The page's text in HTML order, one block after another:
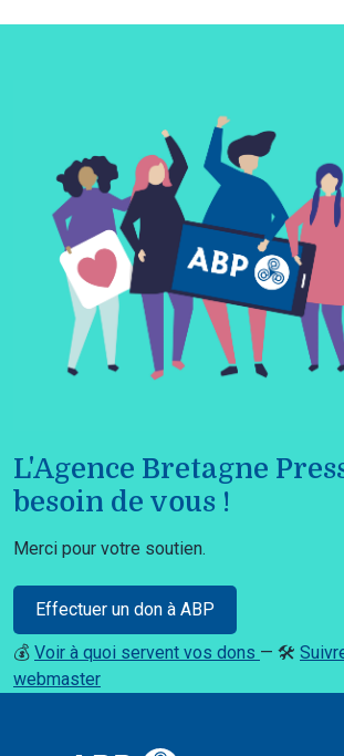
L'Agence Bretagne
besoin de vous !
Merci pour votre soutien.
Effectuer un don à ABP
💰 Voir à quoi servent vos dons — 🛠️
webmaster